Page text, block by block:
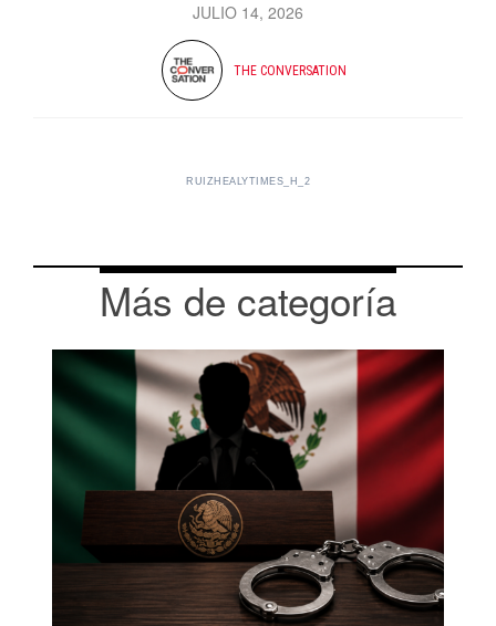
JULIO 14, 2026
THE CONVERSATION
RUIZHEALYTIMES_H_2
Más de categoría